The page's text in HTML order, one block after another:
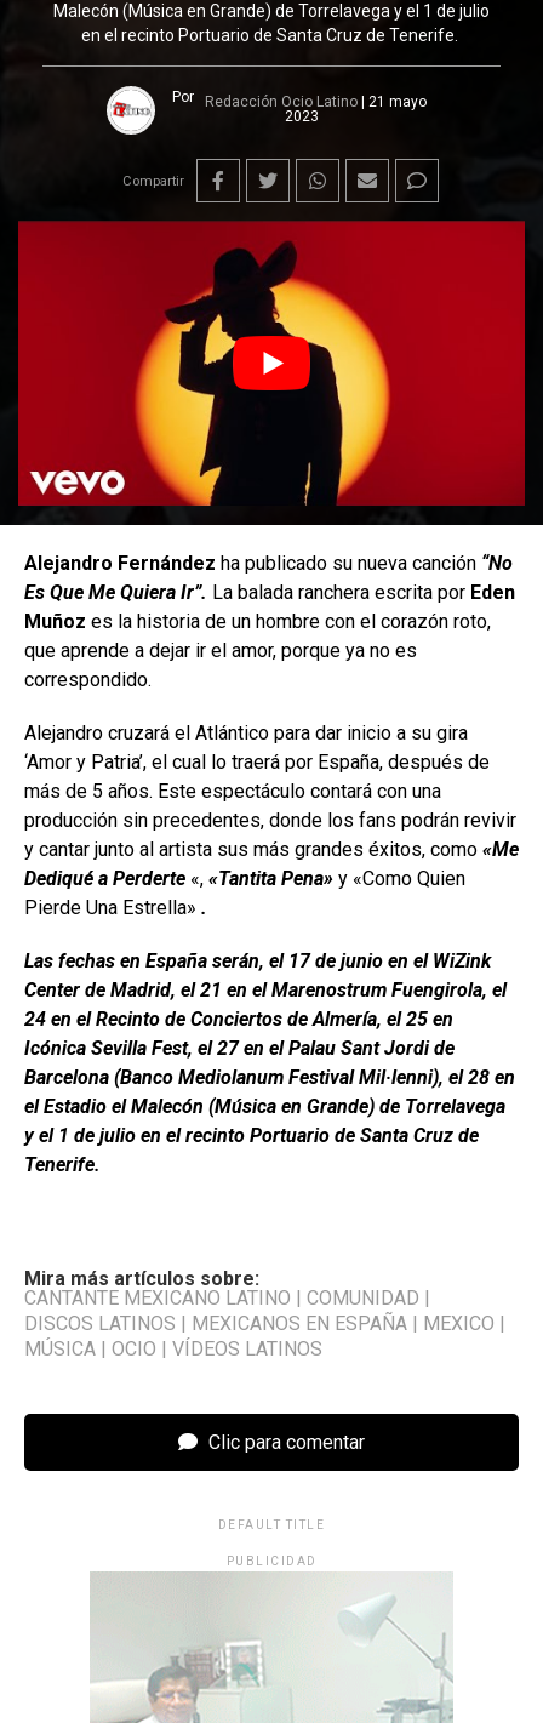
Malecón (Música en Grande) de Torrelavega y el 1 de julio
en el recinto Portuario de Santa Cruz de Tenerife.
Por Redacción Ocio Latino| 21 mayo
2023
Compartir
Alejandro Fernández ha publicado su nueva canción “No
Es Que Me Quiera Ir”. La balada ranchera escrita por Eden
Muñoz es la historia de un hombre con el corazón roto,
que aprende a dejar ir el amor, porque ya no es
correspondido.
Alejandro cruzará el Atlántico para dar inicio a su gira
‘Amor y Patria’, el cual lo traerá por España, después de
más de 5 años. Este espectáculo contará con una
producción sin precedentes, donde los fans podrán revivir
y cantar junto al artista sus más grandes éxitos, como «Me
Dediqué a Perderte «, «Tantita Pena» y «Como Quien
Pierde Una Estrella» .
Las fechas en España serán, el 17 de junio en el WiZink
Center de Madrid, el 21 en el Marenostrum Fuengirola, el
24 en el Recinto de Conciertos de Almería, el 25 en
Icónica Sevilla Fest, el 27 en el Palau Sant Jordi de
Barcelona (Banco Mediolanum Festival Mil·lenni), el 28 en
el Estadio el Malecón (Música en Grande) de Torrelavega
y el 1 de julio en el recinto Portuario de Santa Cruz de
Tenerife.
Mira más artículos sobre:
CANTANTE MEXICANO LATINO | COMUNIDAD |
DISCOS LATINOS | MEXICANOS EN ESPAÑA | MEXICO |
MÚSICA | OCIO | VÍDEOS LATINOS
Clic para comentar
DEFAULT TITLE
PUBLICIDAD